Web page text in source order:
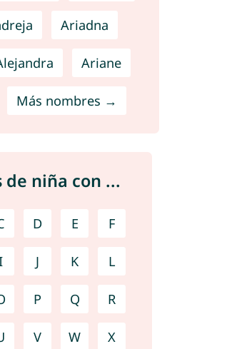
Ariadna
Ariane
Más nombres →
de niña con ...
D E F
J K L
P Q R
V W X